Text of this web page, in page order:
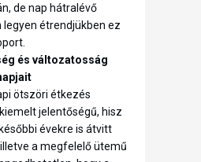
de nap hátralévő
legyen étrendjükben ez
és változatosság
ötszöri étkezés
jelentőségű, hisz
évekre is átvitt
a megfelelő ütemű